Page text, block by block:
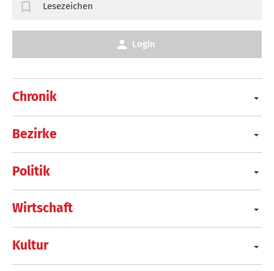
Chronik
Bezirke
Politik
Wirtschaft
Kultur
Lesezeichen
Login